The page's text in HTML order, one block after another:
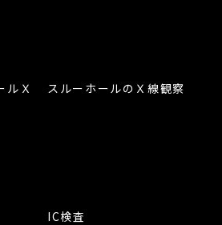
ルＸ
スルーホールのＸ線観察
IC検査